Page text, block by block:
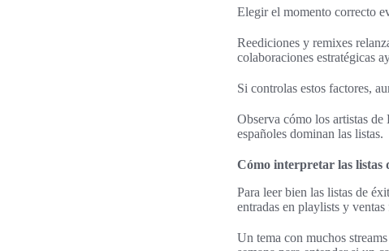
Elegir el momento correcto
Reediciones y remixes
colaboraciones estratégicas
Si controlas estos factores,
Observa cómo los artistas
españoles dominan las listas.
Cómo interpretar las listas
Para leer bien las listas de
entradas en playlists y
Un tema con muchos